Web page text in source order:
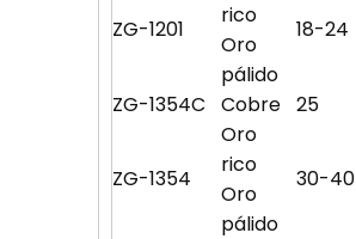
ZG-1201
rico
18-24
Oro
pálido
ZG-1354C
Cobre 25
ZG-1354
Oro
rico
30-40
Oro
pálido